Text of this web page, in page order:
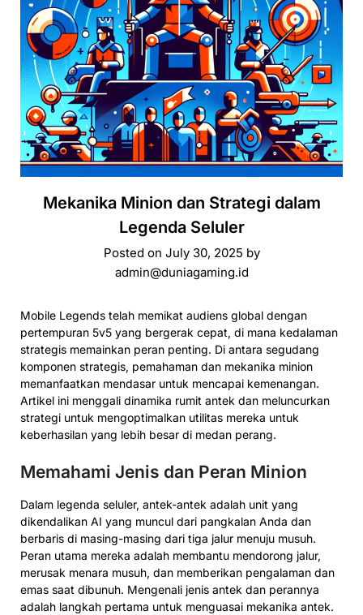
Mekanika Minion dan Strategi dalam
Legenda Seluler
Posted on July 30, 2025 by
admin@duniagaming.id
Mobile Legends telah memikat audiens global dengan
pertempuran 5v5 yang bergerak cepat, di mana kedalaman
strategis memainkan peran penting. Di antara segudang
komponen strategis, pemahaman dan mekanika minion
memanfaatkan mendasar untuk mencapai kemenangan.
Artikel ini menggali dinamika rumit antek dan meluncurkan
strategi untuk mengoptimalkan utilitas mereka untuk
keberhasilan yang lebih besar di medan perang.
Memahami Jenis dan Peran Minion
Dalam legenda seluler, antek-antek adalah unit yang
dikendalikan AI yang muncul dari pangkalan Anda dan
berbaris di masing-masing dari tiga jalur menuju musuh.
Peran utama mereka adalah membantu mendorong jalur,
merusak menara musuh, dan memberikan pengalaman dan
emas saat dibunuh. Mengenali jenis antek dan perannya
adalah langkah pertama untuk menguasai mekanika antek.